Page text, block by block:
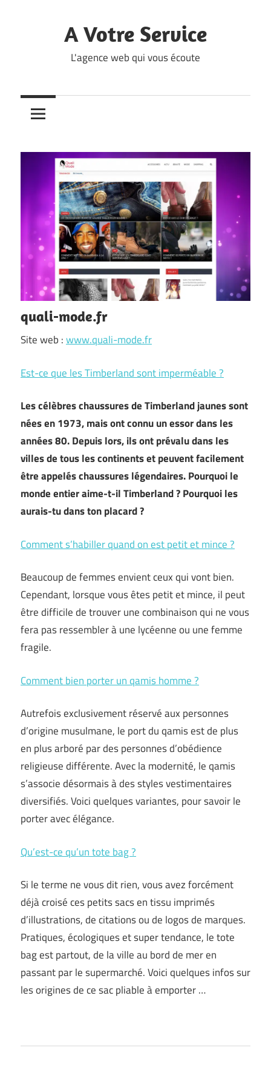
A Votre Service
L'agence web qui vous écoute
quali-mode.fr
Site web :www.quali-mode.fr
Est-ce que les Timberland sont imperméable ?
Les célèbres chaussures de Timberland jaunes sont
nées en 1973, mais ont connu un essor dans les
années 80. Depuis lors, ils ont prévalu dans les
villes de tous les continents et peuvent facilement
être appelés chaussures légendaires. Pourquoi le
monde entier aime-t-il Timberland ? Pourquoi les
aurais-tu dans ton placard ?
Comment s’habiller quand on est petit et mince ?
Beaucoup de femmes envient ceux qui vont bien.
Cependant, lorsque vous êtes petit et mince, il peut
être difficile de trouver une combinaison qui ne vous
fera pas ressembler à une lycéenne ou une femme
fragile.
Comment bien porter un qamis homme ?
Autrefois exclusivement réservé aux personnes
d’origine musulmane, le port du qamis est de plus
en plus arboré par des personnes d’obédience
religieuse différente. Avec la modernité, le qamis
s’associe désormais à des styles vestimentaires
diversifiés. Voici quelques variantes, pour savoir le
porter avec élégance.
Qu’est-ce qu’un tote bag ?
Si le terme ne vous dit rien, vous avez forcément
déjà croisé ces petits sacs en tissu imprimés
d’illustrations, de citations ou de logos de marques.
Pratiques, écologiques et super tendance, le tote
bag est partout, de la ville au bord de mer en
passant par le supermarché. Voici quelques infos sur
les origines de ce sac pliable à emporter …